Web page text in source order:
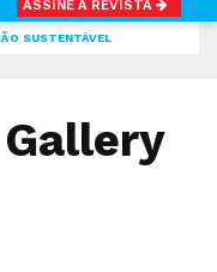
ASSINE A REVISTA
SUSTENTÁVEL